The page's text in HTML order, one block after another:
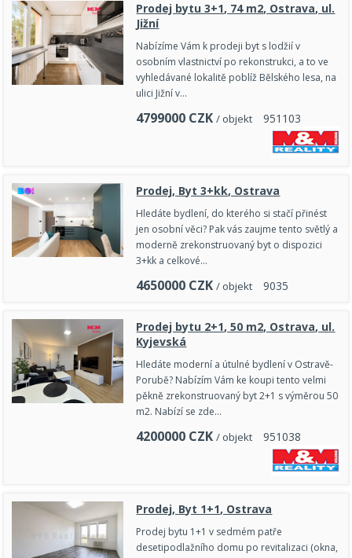
Prodej bytu 3+1, 74 m2, Ostrava, ul.
Jižní
Nabízíme Vám k prodeji byt s lodžií v
osobním vlastnictví po rekonstrukci, a to ve
vyhledávané lokalitě poblíž Bělského lesa, na
ulici Jižní v…
4799000 CZK / objekt 951 103
Prodej, Byt 3+kk, Ostrava
Hledáte bydlení, do kterého si stačí přinést
jen osobní věci? Pak vás zaujme tento světlý a
moderně zrekonstruovaný byt o dispozici
3+kk a celkové…
4650000 CZK / objekt 9035
Prodej bytu 2+1, 50 m2, Ostrava, ul.
Kyjevská
Hledáte moderní a útulné bydlení v Ostravě-
Porubě? Nabízím Vám ke koupi tento velmi
pěkně zrekonstruovaný byt 2+1 s výměrou 50
m2. Nabízí se zde…
4200000 CZK / objekt 951038
Prodej, Byt 1+1, Ostrava
Prodej bytu 1+1 v sedmém patře
desetipodlažního domu po revitalizaci (okna,